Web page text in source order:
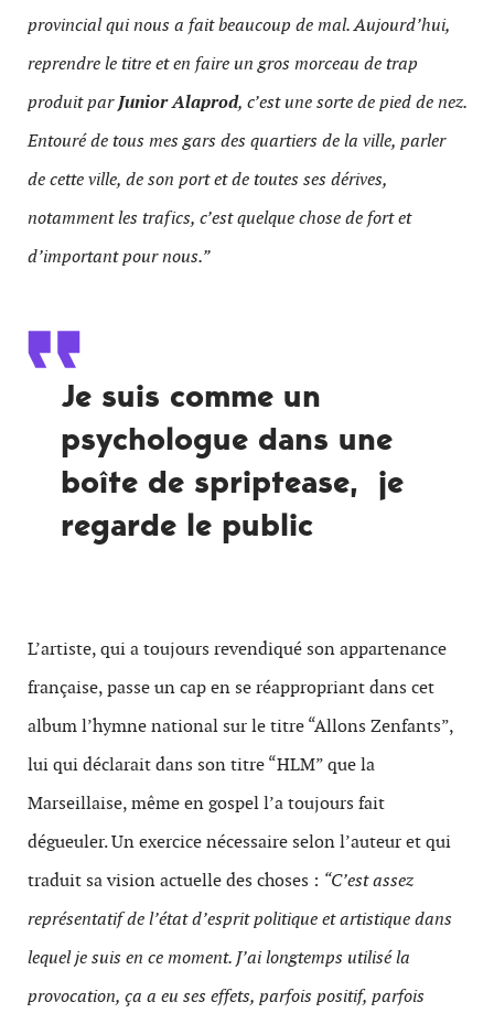
provincial qui nous a fait beaucoup de mal. Aujourd’hui,
reprendre le titre et en faire un gros morceau de trap
produit parJunior Alaprod, c’est une sorte de pied de nez.
Entouré de tous mes gars des quartiers de la ville, parler
de cette ville, de son port et de toutes ses dérives,
notamment les trafics, c’est quelque chose de fort et
d’important pour nous.”
Je suis comme un
psychologue dans une
boîte de spriptease, je
regarde le public
L’artiste, qui a toujours revendiqué son appartenance
française, passe un cap en se réappropriant dans cet
album l’hymne national sur le titre “Allons Zenfants”,
lui qui déclarait dans son titre “HLM” que la
Marseillaise, même en gospel l’a toujours fait
dégueuler. Un exercice nécessaire selon l’auteur et qui
traduit sa vision actuelle des choses : “C’est assez
représentatif de l’état d’esprit politique et artistique dans
lequel je suis en ce moment. J’ai longtemps utilisé la
provocation, ça a eu ses effets, parfois positif, parfois